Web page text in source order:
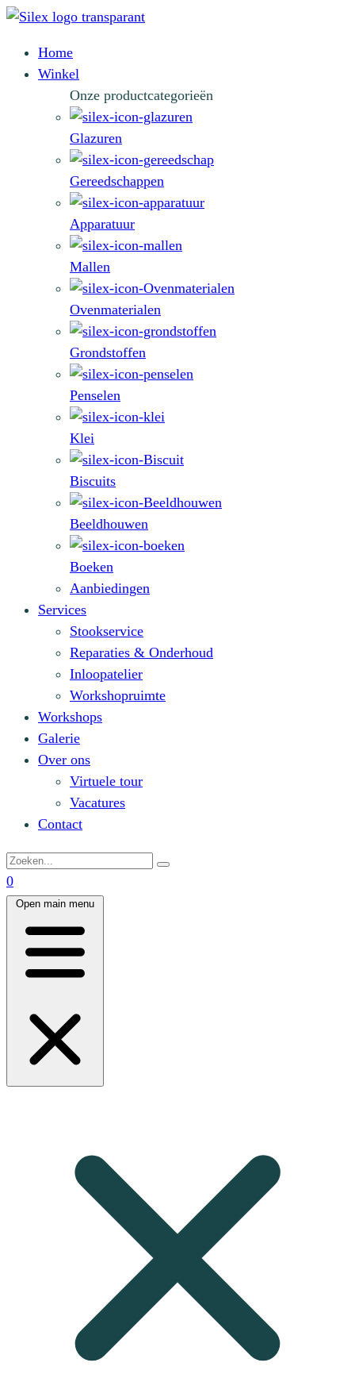
Home
Winkel
Onze productcategorieën
Glazuren
Gereedschappen
Apparatuur
Mallen
Ovenmaterialen
Grondstoffen
Penselen
Klei
Biscuits
Beeldhouwen
Boeken
Aanbiedingen
Services
Stookservice
Reparaties & Onderhoud
Inloopatelier
Workshopruimte
Workshops
Galerie
Over ons
Virtuele tour
Vacatures
Contact
0
Open main menu